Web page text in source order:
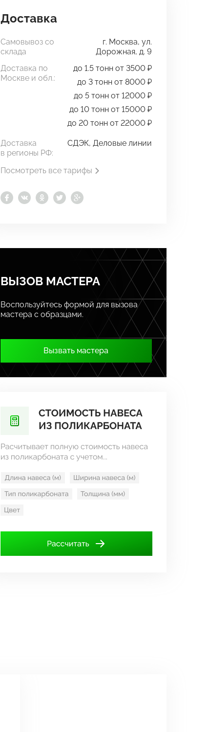
Доставка
Самовывоз со
склада
г. Москва, ул.
Дорожная, д. 9
Доставка по
Москве и обл.:
до 1.5 тонн от 3500 ₽
до 3 тонн от 8000 ₽
до 5 тонн от 12000 ₽
до 10 тонн от 15000 ₽
до 20 тонн от 22000 ₽
Доставка
в регионы РФ:
СДЭК, Деловые линии
Посмотреть все тарифы
ВЫЗОВ МАСТЕРА
Воспользуйтесь формой для вызова
мастера с образцами.
Вызвать мастера